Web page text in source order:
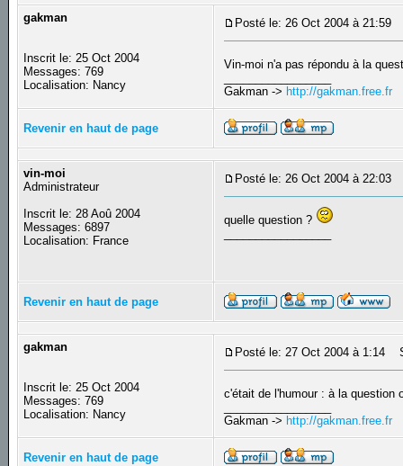
gakman
Inscrit le: 25 Oct 2004
Messages: 769
Localisation: Nancy
Posté le: 26 Oct 2004 à 21:59
Vin-moi n'a pas répondu à la
Gakman -> http://gakman.free.fr
Revenir en haut de page
vin-moi
Administrateur
Inscrit le: 28 Aoû 2004
Messages: 6897
Localisation: France
Posté le: 26 Oct 2004 à 22:03
quelle question ?
Revenir en haut de page
gakman
Inscrit le: 25 Oct 2004
Messages: 769
Localisation: Nancy
Posté le: 27 Oct 2004 à 1:14
c'était de l'humour : à la
Gakman -> http://gakman.free.fr
Revenir en haut de page